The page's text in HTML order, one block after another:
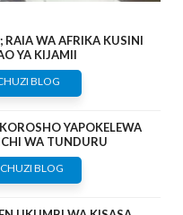
RAIA WA AFRIKA KUSINI
YA KIJAMII
BLOG
YAPOKELEWA
WA TUNDURU
BLOG